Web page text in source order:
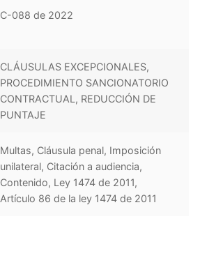
C-088 de 2022
CLÁUSULAS EXCEPCIONALES,
PROCEDIMIENTO SANCIONATORIO
CONTRACTUAL, REDUCCIÓN DE
PUNTAJE
Multas, Cláusula penal, Imposición
unilateral, Citación a audiencia,
Contenido, Ley 1474 de 2011,
Artículo 86 de la ley 1474 de 2011